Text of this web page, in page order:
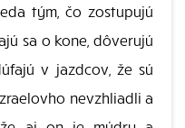
tým, čo zostupujú
sa o kone, dôverujú
v jazdcov, že sú
nevzhliadli a